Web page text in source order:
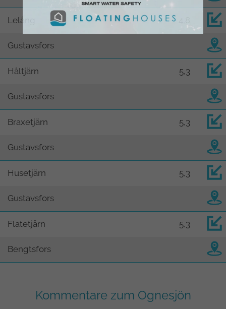
Lelång
Gustavsfors
Håltjärn 5,3
Gustavsfors
Braxetjärn 5,3
Gustavsfors
Husetjärn 5,3
Gustavsfors
Flatetjärn 5,3
Bengtsfors
Kommentare zum Ognesjön